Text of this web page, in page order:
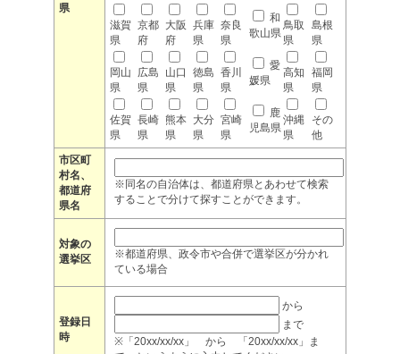
県
滋賀
県
京都
府
大阪
府
兵庫
県
奈良
県
和
歌山県
鳥取
県
島根
県
岡山
県
広島
県
山口
県
徳島
県
香川
県
愛
媛県
高知
県
福岡
県
佐賀
県
長崎
県
熊本
県
大分
県
宮崎
県
鹿
児島県
沖縄
県
その
他
市区町
村名、
都道府
県名
※同名の自治体は、都道府県とあわせて検索
することで分けて探すことができます。
対象の
選挙区
※都道府県、政令市や合併で選挙区が分かれ
ている場合
登録日
時
から
まで
※「20xx/xx/xx」 から 「20xx/xx/xx」ま